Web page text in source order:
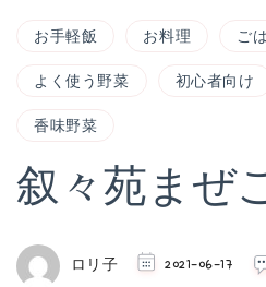
お手軽飯 お料理 ご
よく使う野菜 初心者向け
香味野菜
叙々苑まぜ
ロリ子 2021-06-17